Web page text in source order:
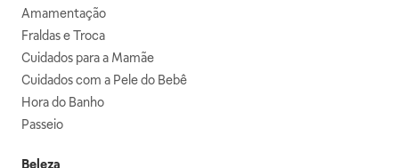
Amamentação
Fraldas e Troca
Cuidados para a Mamãe
Cuidados com a Pele do Bebê
Hora do Banho
Passeio
Beleza